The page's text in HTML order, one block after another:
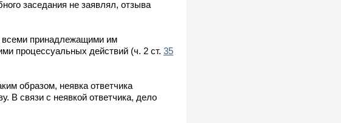
заседания не заявлял, отзыва
всеми принадлежащими им
процессуальных действий (ч. 2 ст. 35
образом, неявка ответчика
В связи с неявкой ответчика, дело